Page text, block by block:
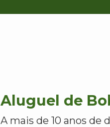
Aluguel de
A mais de 10 anos de